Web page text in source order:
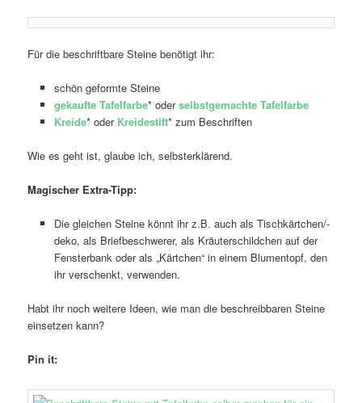
Für die beschriftbare Steine benötigt ihr:
schön geformte Steine
gekaufte Tafelfarbe* oderselbstgemachte Tafelfarbe
Kreide* oder Kreidestift* zum Beschriften
Wie es geht ist, glaube ich, selbsterklärend.
Magischer Extra-Tipp:
Die gleichen Steine könnt ihr z.B. auch als Tischkärtchen/-
deko, als Briefbeschwerer, als Kräuterschildchen auf der
Fensterbank oder als „Kärtchen“ in einem Blumentopf, den
ihr verschenkt, verwenden.
Habt ihr noch weitere Ideen, wie man die beschreibbaren Steine
einsetzen kann?
Pin it: